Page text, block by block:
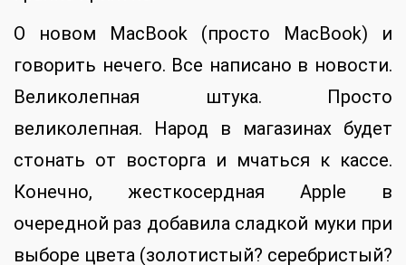
О новом MacBook (просто MacBook) и
говорить нечего. Все написано в новости.
Великолепная штука. Просто
великолепная. Народ в магазинах будет
стонать от восторга и мчаться к кассе.
Конечно, жесткосердная Apple в
очередной раз добавила сладкой муки при
выборе цвета (золотистый? серебристый?